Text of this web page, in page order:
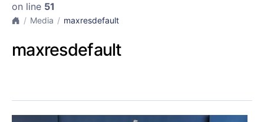
on line 51
Media maxresdefault
maxresdefault